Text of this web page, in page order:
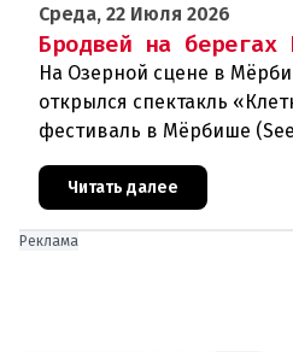
Среда, 22 Июля 2026
Бродвей на берегах
На Озерной сцене в
открылся спектакль
фестиваль в Мёрбише
очередной раз подтвердил
Читать далее
Реклама